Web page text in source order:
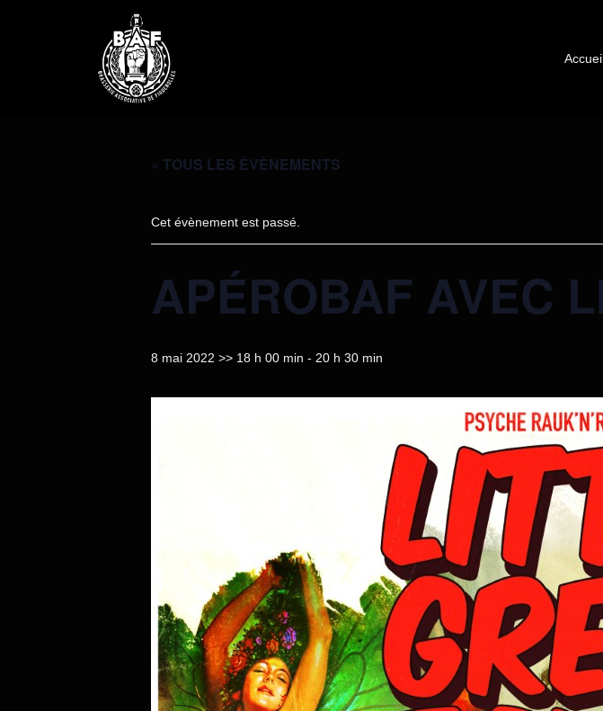
« TOUS LES ÉVÈNEMENTS
Cet évènement est passé.
APÉROBAF AVEC
8 mai 2022 >> 18 h 00 min - 20 h 30 min